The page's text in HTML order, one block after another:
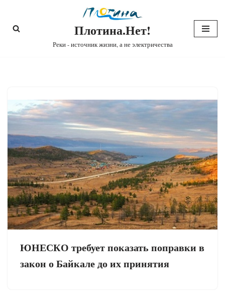
Перейти
Плотина.Нет!
Реки - источник жизни, а не электричества
ЮНЕСКО требует показать поправки в
закон о Байкале до их принятия